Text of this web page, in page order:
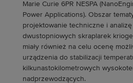
Marie Curie 6PR NESPA
Power Applications). Obszar
projektowanie techniczne i
dwustopniowych skraplarek
miały również na celu ocenę
urządzenia do stabilizacji
kilkunastokilometrowych
nadprzewodzących.